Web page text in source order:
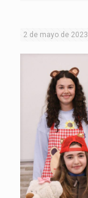
2 de mayo de 2023